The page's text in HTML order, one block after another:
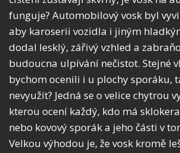
funguje? Automobilový vosk byl
aby karoserii vozidla i jiným
dodal lesklý, zářivý vzhled a
budoucna ulpívání nečistot. Stejné
bychom ocenili i u plochy sporáku,
nevyužít? Jedná se o velice chytrou
kterou ocení každý, kdo má
nebo kovový sporák a jeho části v
Velkou výhodou je, že vosk kromě